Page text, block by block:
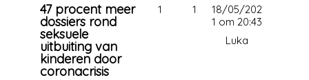
47 procent meer
dossiers rond
seksuele
uitbuiting van
kinderen door
coronacrisis
1 1
18/05/202
1 om 20:43
Luka